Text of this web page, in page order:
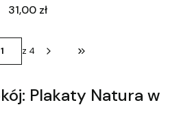
Cena
31,00 zł
z 4 Przejdź do ostatniej
Plakaty Natura w